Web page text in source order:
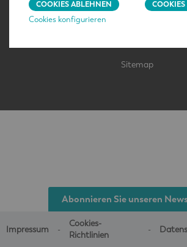
Sitemap
Abonnieren Sie unseren
Impressum
Cookies-
Richtlinien
COOKIES ABLEHNEN
Cookies konfigurieren